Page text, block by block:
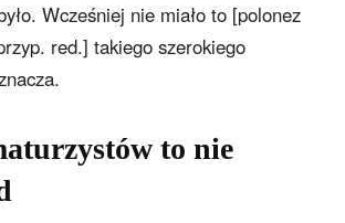
Wcześniej nie miało to [polonez
red.] takiego szerokiego
to nie